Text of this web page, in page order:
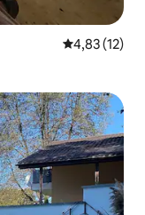
Միջին
4,83 (12)